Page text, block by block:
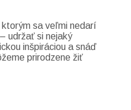
sa veľmi nedarí
udržať si nejaký
inšpiráciou a snáď
prirodzene žiť